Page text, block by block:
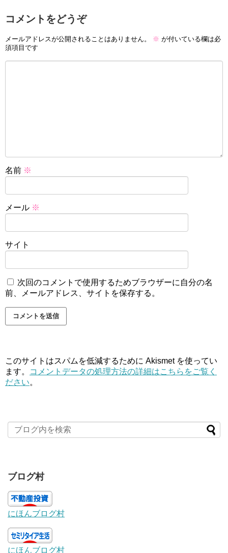
コメントをどうぞ
メールアドレスが公開されることはありません。 ※ が付いている欄は必
須項目です
名前 ※
メール ※
サイト
次回のコメントで使用するためブラウザーに自分の名
前、メールアドレス、サイトを保存する。
このサイトはスパムを低減するために Akismet を使ってい
ます。
コメントデータの処理方法の詳細はこちらをご覧く
ださい。
ブログ村
にほんブログ村
にほんブログ村